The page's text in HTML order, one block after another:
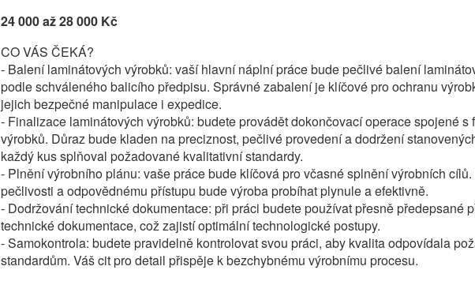
24 000 až 28 000 Kč
CO VÁS ČEKÁ?
- Balení laminátových výrobků: vaší hlavní náplní práce bude pečlivé balení
podle schváleného balicího předpisu. Správné zabalení je klíčové pro ochranu
jejich bezpečné manipulace i expedice.
- Finalizace laminátových výrobků: budete provádět dokončovací operace spojené s
výrobků. Důraz bude kladen na preciznost, pečlivé provedení a dodržení
každý kus splňoval požadované kvalitativní standardy.
- Plnění výrobního plánu: vaše práce bude klíčová pro včasné splnění výrobních
pečlivosti a odpovědnému přístupu bude výroba probíhat plynule a efektivně.
- Dodržování technické dokumentace: při práci budete používat přesně předepsané
technické dokumentace, což zajistí optimální technologické postupy.
- Samokontrola: budete pravidelně kontrolovat svou práci, aby kvalita odpovídala
standardům. Váš cit pro detail přispěje k bezchybnému výrobnímu procesu.